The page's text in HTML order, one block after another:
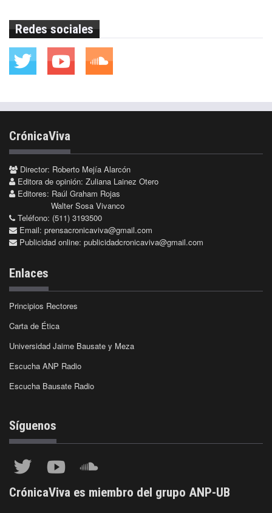
Redes sociales
CrónicaViva
Director: Roberto Mejía Alarcón
Editora de opinión: Zuliana Lainez Otero
Editores: Raúl Graham Rojas
Walter Sosa Vivanco
Teléfono: (511) 3193500
Email: prensacronicaviva@gmail.com
Publicidad online: publicidadcronicaviva@gmail.com
Enlaces
Principios Rectores
Carta de Ética
Universidad Jaime Bausate y Meza
Escucha ANP Radio
Escucha Bausate Radio
Síguenos
CrónicaViva es miembro del grupo ANP-UB